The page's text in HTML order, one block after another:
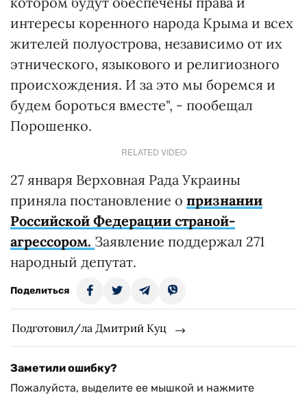
интересы коренного народа Крыма и всех
жителей полуострова, независимо от их
этнического, языкового и религиозного
происхождения. И за это мы боремся и
будем бороться вместе", - пообещал
Порошенко.
RELATED VIDEO
27 января Верховная Рада Украины
приняла постановление о признании
Российской Федерации страной-
агрессором. Заявление поддержал 271
народный депутат.
Поделиться
Подготовил/ла Дмитрий Куц
Заметили ошибку?
Пожалуйста, выделите ее мышкой и нажмите